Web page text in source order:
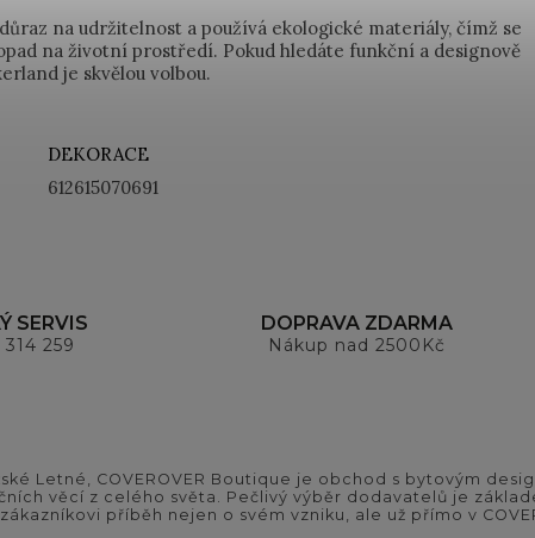
na udržitelnost a používá ekologické materiály, čímž se
na životní prostředí. Pokud hledáte funkční a designově
je skvělou volbou.
DEKORACE
612615070691
SERVIS
259
DOPRAVA ZDARMA
Nákup nad 2500Kč
Letné, COVEROVER Boutique je obchod s bytovým
věcí z celého světa. Pečlivý výběr dodavatelů je
zákazníkovi příběh nejen o svém vzniku, ale už přímo v